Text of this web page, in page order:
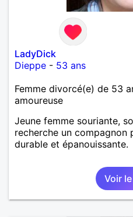
LadyDick
Dieppe - 53 ans
Femme divorcé(e) de 53
amoureuse
Jeune femme souriante,
recherche un compagnon
durable et épanouissante.
Voir